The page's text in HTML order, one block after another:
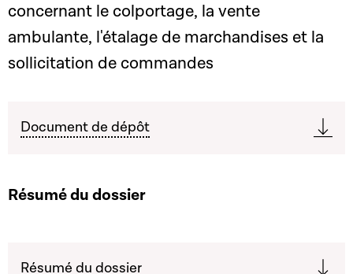
concernant le colportage, la vente
ambulante, l'étalage de marchandises et la
sollicitation de commandes
Document de dépôt
Résumé du dossier
Résumé du dossier